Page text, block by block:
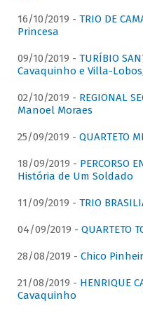
16/10/2019 - TRIO DE
Princesa
09/10/2019 - TURÍBIO
Cavaquinho e Villa-
02/10/2019 - REGIONAL
Manoel Moraes
25/09/2019 - QUARTETO
18/09/2019 - PERCORSO
História de Um Soldado
11/09/2019 - TRIO
04/09/2019 - QUARTETO
28/08/2019 - Chico
21/08/2019 - HENRIQUE
Cavaquinho